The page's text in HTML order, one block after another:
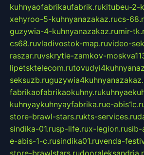
kuhnyaofabrikaufabrik.rukitubeu-2-
xehyroo-5-kuhnyanazakaz.rucs-
guzywia-4-kuhnyanazakaz.rumir-
cs68.ruvladivostok-map.ruvideo-
raszar.ruvskrytie-zamkov-
lipetsktelecom.ru
seksuzb.ru
fabrikaofabrikaokuhny.ru
kuhnyaykuhnyayfabrika.rue-
store-brawl-stars.rukts-services.ru
sindika-01.rusp-life.rux-legion.rusib-
e-abis-1-c.rusindika01.ruvenda-
store-brawlstars.ru